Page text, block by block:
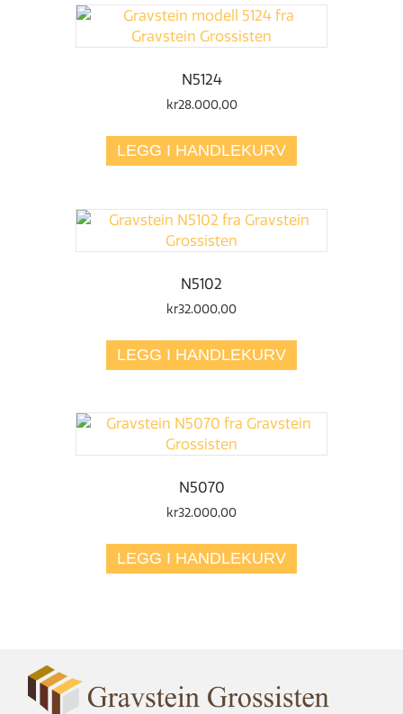
N5124
kr28.000,00
LEGG I HANDLEKURV
N5102
kr32.000,00
LEGG I HANDLEKURV
N5070
kr32.000,00
LEGG I HANDLEKURV